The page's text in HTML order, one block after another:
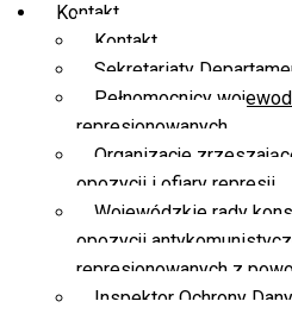
Kontakt
Kontakt
Sekretariaty
Pełnomocnicy
represjonowanych
Organizacje
opozycji i ofiary represji
Wojewódzkie rady
opozycji
represjonowanych z
Inspektor Ochrony